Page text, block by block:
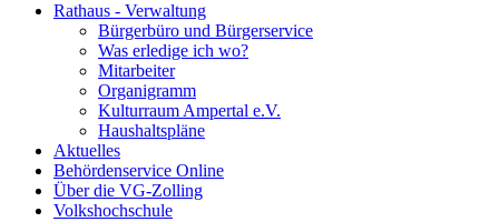
Rathaus - Verwaltung
Bürgerbüro und Bürgerservice
Was erledige ich wo?
Mitarbeiter
Organigramm
Kulturraum Ampertal e.V.
Haushaltspläne
Aktuelles
Behördenservice Online
Über die VG-Zolling
Volkshochschule